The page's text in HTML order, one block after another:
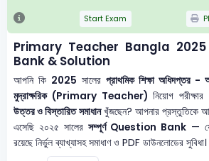
Start Exam
Primary Teacher Bangla
Bank & Solution
আপনি কি 2025 সালেরপ্রাথমিক শিক্ষা অধিদপ্তর -
মুদ্রাক্ষরিক (Primary Teacher)নিয়োগ পরীক্ষার
উত্তর ও বিস্তারিত সমাধানখুঁজছেন? আপনার প্রস্তুতিকে
এসেছি ২০২৫ সালেরসম্পূর্ণ Question Bank —
রয়েছে নির্ভুল ব্যাখ্যাসহ সমাধাণ ও PDF ডাউনলোডের সুবিধা।